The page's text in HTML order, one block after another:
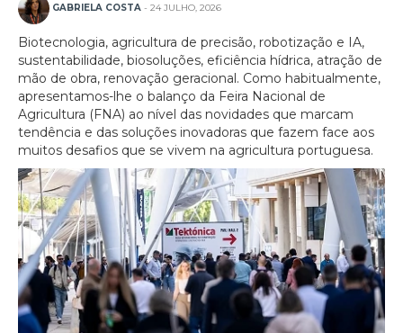
GABRIELA COSTA - 24 JULHO, 2026
Biotecnologia, agricultura de precisão, robotização e IA,
sustentabilidade, biosoluções, eficiência hídrica, atração de
mão de obra, renovação geracional. Como habitualmente,
apresentamos-lhe o balanço da Feira Nacional de
Agricultura (FNA) ao nível das novidades que marcam
tendência e das soluções inovadoras que fazem face aos
muitos desafios que se vivem na agricultura portuguesa.